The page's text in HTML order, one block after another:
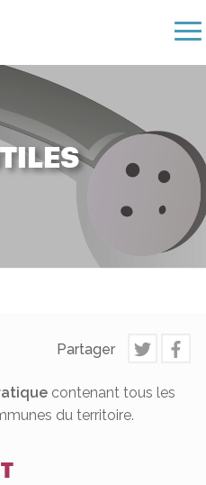
Partager
contenant tous les
du territoire.